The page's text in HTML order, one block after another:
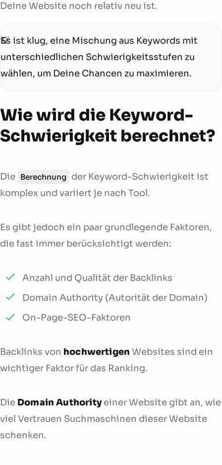
Deine Website noch relativ neu ist.
Es ist klug, eine Mischung aus Keywords mit
unterschiedlichen Schwierigkeitsstufen zu
wählen, um Deine Chancen zu maximieren.
Wie wird die Keyword-
Schwierigkeit berechnet?
Die Berechnung der Keyword-Schwierigkeit ist
komplex und variiert je nach Tool.
Es gibt jedoch ein paar grundlegende Faktoren,
die fast immer berücksichtigt werden:
Anzahl und Qualität der Backlinks
Domain Authority (Autorität der Domain)
On-Page-SEO-Faktoren
Backlinks von hochwertigen Websites sind ein
wichtiger Faktor für das Ranking.
Die Domain Authorityeiner Website gibt an, wie
viel Vertrauen Suchmaschinen dieser Website
schenken.